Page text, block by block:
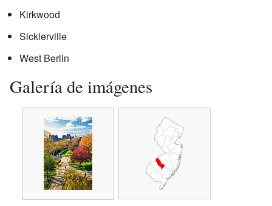
Kirkwood
Sicklerville
West Berlin
Galería de imágenes